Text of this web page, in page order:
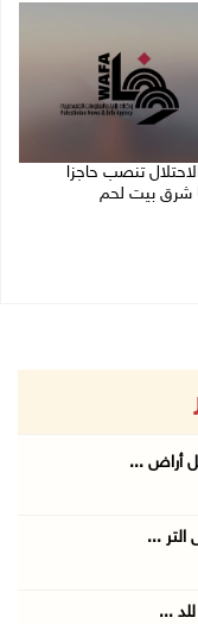
تنصب حاجزا
شرق بيت لحم
التر ...
...